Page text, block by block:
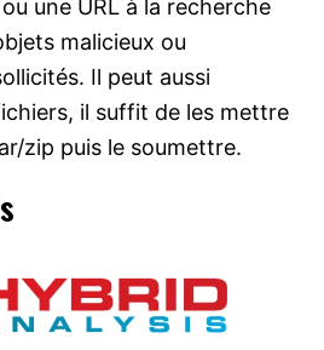
une URL à la recherche
malicieux ou
Il peut aussi
il suffit de les mettre
zip puis le soumettre.